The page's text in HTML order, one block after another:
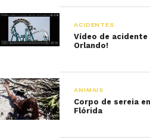
ACIDENTES
Vídeo de
Orlando!
ANIMAIS
Corpo de sereia
Flórida